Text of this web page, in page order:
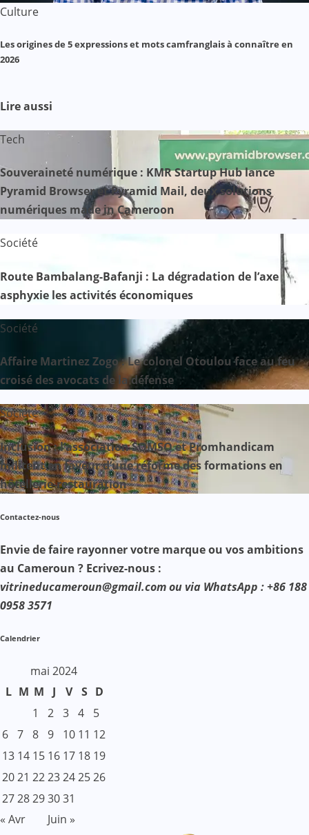
Culture
Les origines de 5 expressions et mots camfranglais à connaître en
2026
Lire aussi
Tech
Souveraineté numérique : KMR Startup Hub lance
Pyramid Browser et Pyramid Mail, deux solutions
numériques made in Cameroon
Société
Route Bambalang-Bafanji : La dégradation de l’axe
asphyxie les activités économiques
Société
Affaire Martinez Zogo : Le colonel Otoulou face au feu
croisé des avocats de la défense
Société
Inclusion : l’association SOMSO et Promhandicam
militent en faveur d’une réforme des formations en
hôtellerie-restauration
Contactez-nous
Envie de faire rayonner votre marque ou vos ambitions
au Cameroun ? Ecrivez-nous :
vitrineducameroun@gmail.com ou via WhatsApp : +86 188
0958 3571
Calendrier
mai 2024
L M M J V S D
1
2 3 4
5
6 7 8 9 10 11 12
13 14 15 16 17 18 19
2021 2223242526
2728293031
« Avr
Juin »